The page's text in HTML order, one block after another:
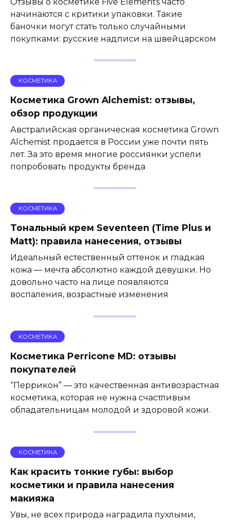
начинаются с критики упаковки. Такие
баночки могут стать только случайными
покупками: русские надписи на швейцарском
КОСМЕТИКА
Косметика Grown Alchemist: отзывы,
обзор продукции
Австралийская органическая косметика Grown
Alchemist продается в России уже почти пять
лет. За это время многие россиянки успели
попробовать продукты бренда
КОСМЕТИКА
Тональный крем Seventeen (Time Plus и
Matt): правила нанесения, отзывы
Идеальный естественный оттенок и гладкая
кожа — мечта абсолютно каждой девушки. Но
довольно часто на лице появляются
воспаления, возрастные изменения
КОСМЕТИКА
Косметика Perricone MD: отзывы
покупателей
“Перрикон” — это качественная антивозрастная
косметика, которая не нужна счастливым
обладательницам молодой и здоровой кожи.
КОСМЕТИКА
Как красить тонкие губы: выбор
косметики и правила нанесения
макияжа
Увы, не всех природа наградила пухлыми,